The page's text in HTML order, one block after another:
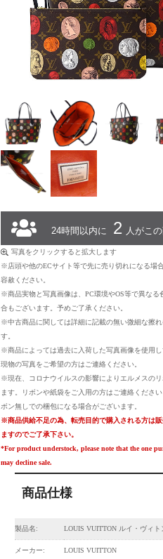
24時間以内に 2 人がこ
写真をクリックすると拡大します
※店頭や他のECサイト等で先に売り切れになる場
容赦ください。
※商品実物と写真画像は、PC環境やOS等で異なる
合もございます。予めご了承ください。
※中古商品に関しては詳細に記載の無い微細な擦
す。
※商品によっては過去に入荷した写真画像を使用し
現物の写真をご希望の方はご連絡ください。
※現在、コロナウイルスの影響によりエルメスの
ます。リボンや紙袋をご入用の方はご連絡くださ
ボン無しでの梱包になる場合がございます。
※商品供給不足の為、転売目的で購入される方は
ますのでご了承下さい。
*For product understock, please note that the one
may decline sale.
商品仕様
製品名: LOUIS VUITTON ルイ・ヴィ
メーカー: LOUIS VUITTON